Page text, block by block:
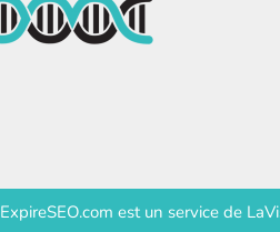
ExpireSEO.com est un service de